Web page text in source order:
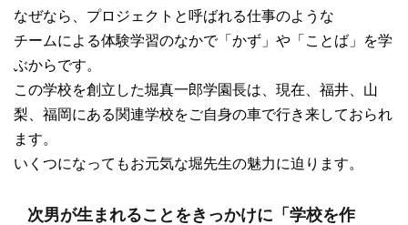
なぜなら、プロジェクトと呼ばれる仕事のような
チームによる体験学習のなかで「かず」や「ことば」を学
ぶからです。
この学校を創立した堀真一郎学園長は、現在、福井、山
梨、福岡にある関連学校をご自身の車で行き来しておられ
ます。
いくつになってもお元気な堀先生の魅力に迫ります。
次男が生まれることをきっかけに「学校を作